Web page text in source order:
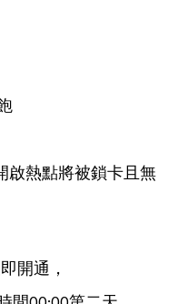
啟熱點將被鎖卡且無
開通，